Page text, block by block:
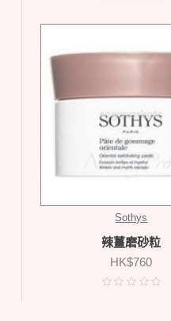
Sothys
辣薑磨砂粒
HK$760